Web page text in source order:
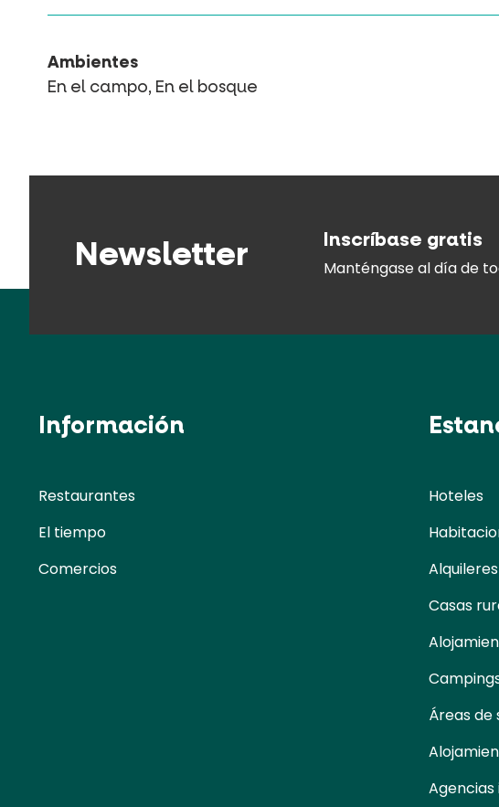
Ambientes
En el campo, En el bosque
Newsletter Inscríbase gratis
Manténgase al díade
Información
Restaurantes
El tiempo
Comercios
Hoteles
Casas
Áreas